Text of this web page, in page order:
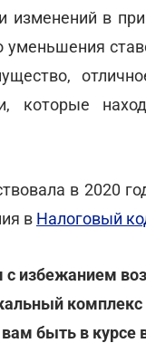
изменений в
уменьшения
которые
в 2020
в Налоговый
с избежанием
быть в курсе